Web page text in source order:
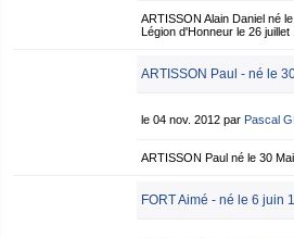
ARTISSON Alain Daniel né
Légion d'Honneur le 26
ARTISSON Paul - né le
le 04 nov. 2012 par Pascal
ARTISSON Paul né le 30
FORT Aimé - né le 6 juin